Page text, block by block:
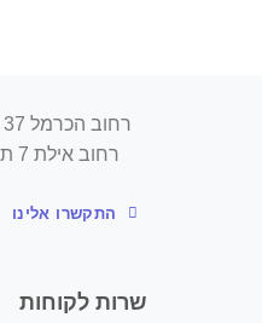
רחוב הכרמל 37 ת"א(נגישות לנכים)
רחוב אילת 7 ת"א(הגעה בתאום)
התקשרו אלינו
שרות לקוחות